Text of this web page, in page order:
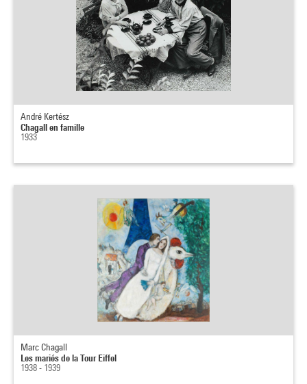
André Kertész
Chagall en famille
1933
Marc Chagall
Les mariés de la Tour Eiffel
1938 - 1939